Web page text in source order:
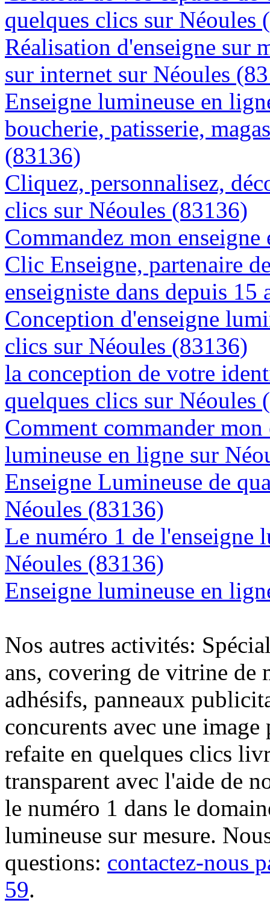
quelques clics sur Néoules
Réalisation d'enseigne sur
sur internet sur Néoules
Enseigne lumineuse en
boucherie, patisserie,
(83136)
Cliquez, personnalisez,
clics sur Néoules (83136)
Commandez mon
Clic Enseigne, partenaire
enseigniste dans depuis 15
Conception d'enseigne
clics sur Néoules (83136)
la conception de votre
quelques clics sur Néoules
Comment commander
lumineuse en ligne sur
Enseigne Lumineuse de
Néoules (83136)
Le numéro 1 de l'enseigne
Néoules (83136)
Enseigne lumineuse en
Nos autres activités:
ans, covering de vitrine de
adhésifs, panneaux
concurents avec une
refaite en quelques clics
transparent avec l'aide de
le numéro 1 dans le
lumineuse sur mesure.
questions: contactez-nous
59.